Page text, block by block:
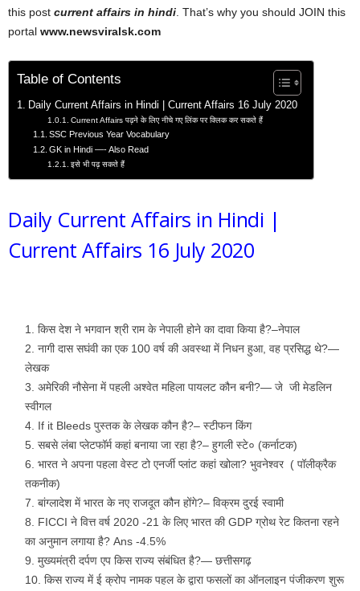
this post current affairs in hindi . That’s why you should JOIN this
portal www.newsviralsk.com
Table of Contents
Daily Current Affairs in Hindi | Current Affairs 16 July 2020
Current Affairs पढ़ने के लिए नीचे गए लिंक पर क्लिक कर सकते हैं
SSC Previous Year Vocabulary
GK in Hindi —- Also Read
इसे भी पढ़ सकते हैं
Daily Current Affairs in Hindi |
Current Affairs 16 July 2020
किस देश ने भगवान श्री राम के नेपाली होने का दावा किया है?–नेपाल
नागी दास सघंवी का एक 100 वर्ष की अवस्था में निधन हुआ, वह प्रसिद्ध थे?—
लेखक
अमेरिकी नौसेना में पहली अश्वेत महिला पायलट कौन बनी?— जे जी मेडलिन
स्वीगल
If it Bleeds पुस्तक के लेखक कौन है?– स्टीफन किंग
सबसे लंबा प्लेटफॉर्म कहां बनाया जा रहा है?– हुगली स्टे० (कर्नाटक)
भारत ने अपना पहला वेस्ट टो एनर्जी प्लांट कहां खोला? भुवनेश्वर ( पॉलीक्रैक
तकनीक)
बांग्लादेश में भारत के नए राजदूत कौन होंगे?– विक्रम दुरई स्वामी
FICCI ने वित्त वर्ष 2020 -21 के लिए भारत की GDP ग्रोथ रेट कितना रहने
का अनुमान लगाया है? Ans -4.5%
मुख्यमंत्री दर्पण एप किस राज्य संबंधित है?— छत्तीसगढ़
किस राज्य में ई क्रोप नामक पहल के द्वारा फसलों का ऑनलाइन पंजीकरण शुरू